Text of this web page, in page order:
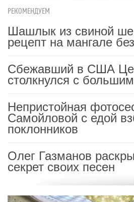
РЕКОМЕНДУЕМ
Шашлык из свиной
рецепт на мангале
Сбежавший в США
столкнулся с
Непристойная
Самойловой с едой
поклонников
Олег Газманов
секрет своих песен